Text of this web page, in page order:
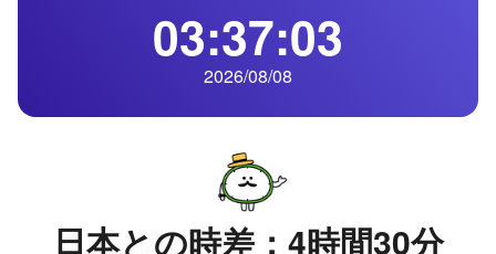
03:37:04
2026/08/08
日本との時差：4時間30分